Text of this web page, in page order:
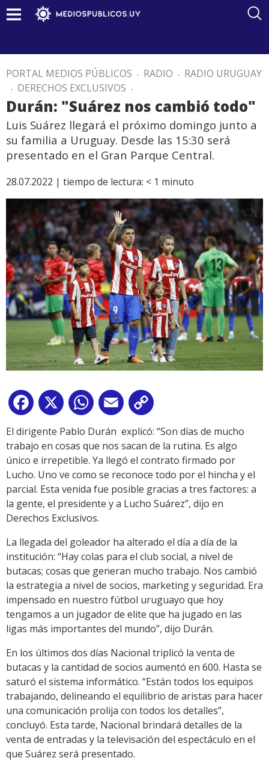
PORTAL MEDIOS PÚBLICOS . RADIO . RADIO URUGUAY
. DERECHOS EXCLUSIVOS .
Durán: "Suárez nos cambió todo"
Luis Suárez llegará el próximo domingo junto a
su familia a Uruguay. Desde las 15:30 será
presentado en el Gran Parque Central.
28.07.2022 | tiempo de lectura: < 1 minuto
Facebook
X WhatsApp
Email
Link
El dirigente Pablo Durán explicó: “Son días de mucho
trabajo en cosas que nos sacan de la rutina. Es algo
único e irrepetible. Ya llegó el contrato firmado por
Lucho. Uno ve como se reconoce todo por el hincha y el
parcial. Esta venida fue posible gracias a tres factores: a
la gente, el presidente y a Lucho Suárez”, dijo en
Derechos Exclusivos.
La llegada del goleador ha alterado el día a día de la
institución: “Hay colas para el club social, a nivel de
butacas; cosas que generan mucho trabajo. Nos cambió
la estrategia a nivel de socios, marketing y seguridad. Era
impensado en nuestro fútbol uruguayo que hoy
tengamos a un jugador de elite que ha jugado en las
ligas más importantes del mundo”, dijo Durán.
En los últimos dos días Nacional triplicó la venta de
butacas y la cantidad de socios aumentó en 600. Hasta se
saturó el sistema informático. “Están todos los equipos
trabajando, delineando el equilibrio de aristas para hacer
una comunicación prolija con todos los detalles”,
concluyó. Esta tarde, Nacional brindará detalles de la
venta de entradas y la televisación del espectáculo en el
que Suárez será presentado.